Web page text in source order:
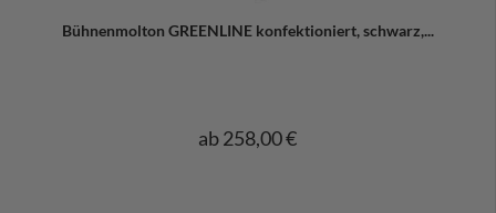
Bühnenmolton GREENLINE konfektioniert, schwarz,...
ab 258,00 €